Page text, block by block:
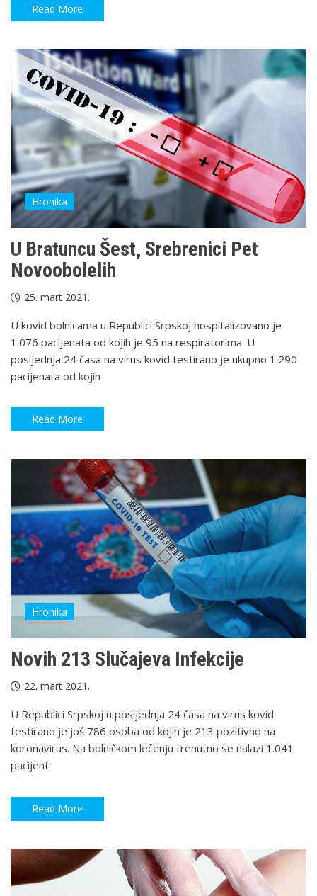
Read More
Hronika
U Bratuncu Šest, Srebrenici Pet
Novoobolelih
25. mart 2021.
U kovid bolnicama u Republici Srpskoj hospitalizovano je
1.076 pacijenata od kojih je 95 na respiratorima. U
posljednja 24 časa na virus kovid testirano je ukupno 1.290
pacijenata od kojih
Read More
Hronika
Novih 213 Slučajeva Infekcije
22. mart 2021.
U Republici Srpskoj u posljednja 24 časa na virus kovid
testirano je još 786 osoba od kojih je 213 pozitivno na
koronavirus. Na bolničkom lečenju trenutno se nalazi 1.041
pacijent.
Read More